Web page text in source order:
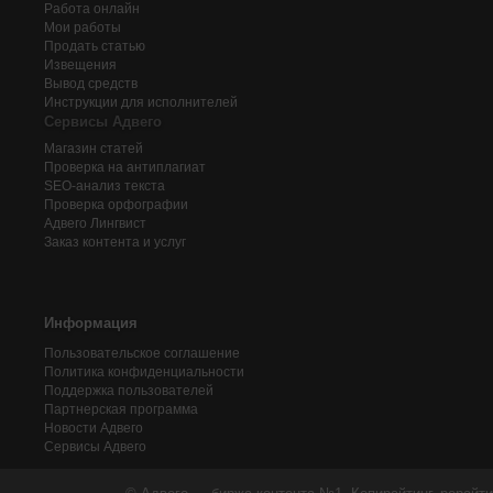
Работа онлайн
Мои работы
Продать статью
Извещения
Вывод средств
Инструкции для исполнителей
Сервисы Адвего
Магазин статей
Проверка на антиплагиат
SEO-анализ текста
Проверка орфографии
Адвего Лингвист
Заказ контента и услуг
Информация
Пользовательское соглашение
Политика конфиденциальности
Поддержка пользователей
Партнерская программа
Новости Адвего
Сервисы Адвего